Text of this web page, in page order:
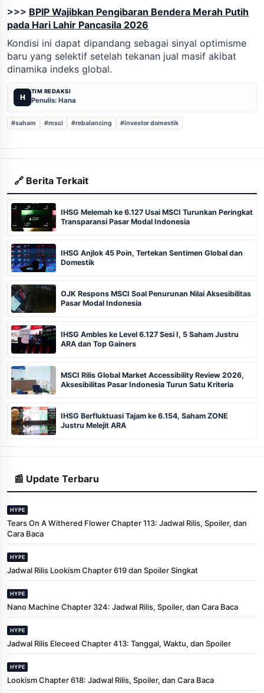
>>> BPIP Wajibkan Pengibaran Bendera Merah Putih
pada Hari Lahir Pancasila 2026
Kondisi ini dapat dipandang sebagai sinyal optimisme
baru yang selektif setelah tekanan jual masif akibat
dinamika indeks global.
H
TIM REDAKSI
Penulis: Hana
#saham #msci #rebalancing #investor domestik
🔗 Berita Terkait
IHSG Melemah ke 6.127 Usai MSCI Turunkan Peringkat
Transparansi Pasar Modal Indonesia
IHSG Anjlok 45 Poin, Tertekan Sentimen Global dan
Domestik
OJK Respons MSCI Soal Penurunan Nilai Aksesibilitas
Pasar Modal Indonesia
IHSG Ambles ke Level 6.127 Sesi I, 5 Saham Justru
ARA dan Top Gainers
MSCI Rilis Global Market Accessibility Review 2026,
Aksesibilitas Pasar Indonesia Turun Satu Kriteria
IHSG Berfluktuasi Tajam ke 6.154, Saham ZONE
Justru Melejit ARA
📰 Update Terbaru
HYPE
Tears On A Withered Flower Chapter 113: Jadwal Rilis, Spoiler, dan
Cara Baca
HYPE
Jadwal Rilis Lookism Chapter 619 dan Spoiler Singkat
HYPE
Nano Machine Chapter 324: Jadwal Rilis, Spoiler, dan Cara Baca
HYPE
Jadwal Rilis Eleceed Chapter 413: Tanggal, Waktu, dan Spoiler
HYPE
Lookism Chapter 618: Jadwal Rilis, Spoiler, dan Cara Baca